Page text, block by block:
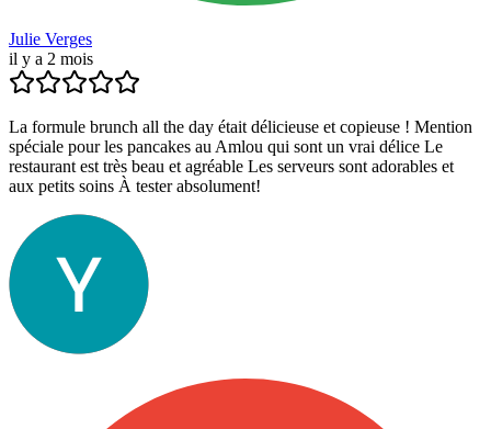
Julie Verges
il y a 2 mois
La formule brunch all the day était délicieuse et copieuse ! Mention
spéciale pour les pancakes au Amlou qui sont un vrai délice Le
restaurant est très beau et agréable Les serveurs sont adorables et
aux petits soins À tester absolument!